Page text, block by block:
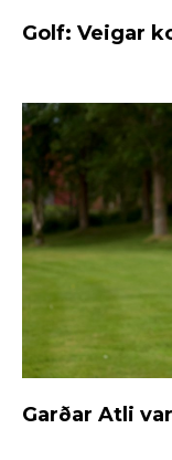
Golf: Veigar
Garðar Atli